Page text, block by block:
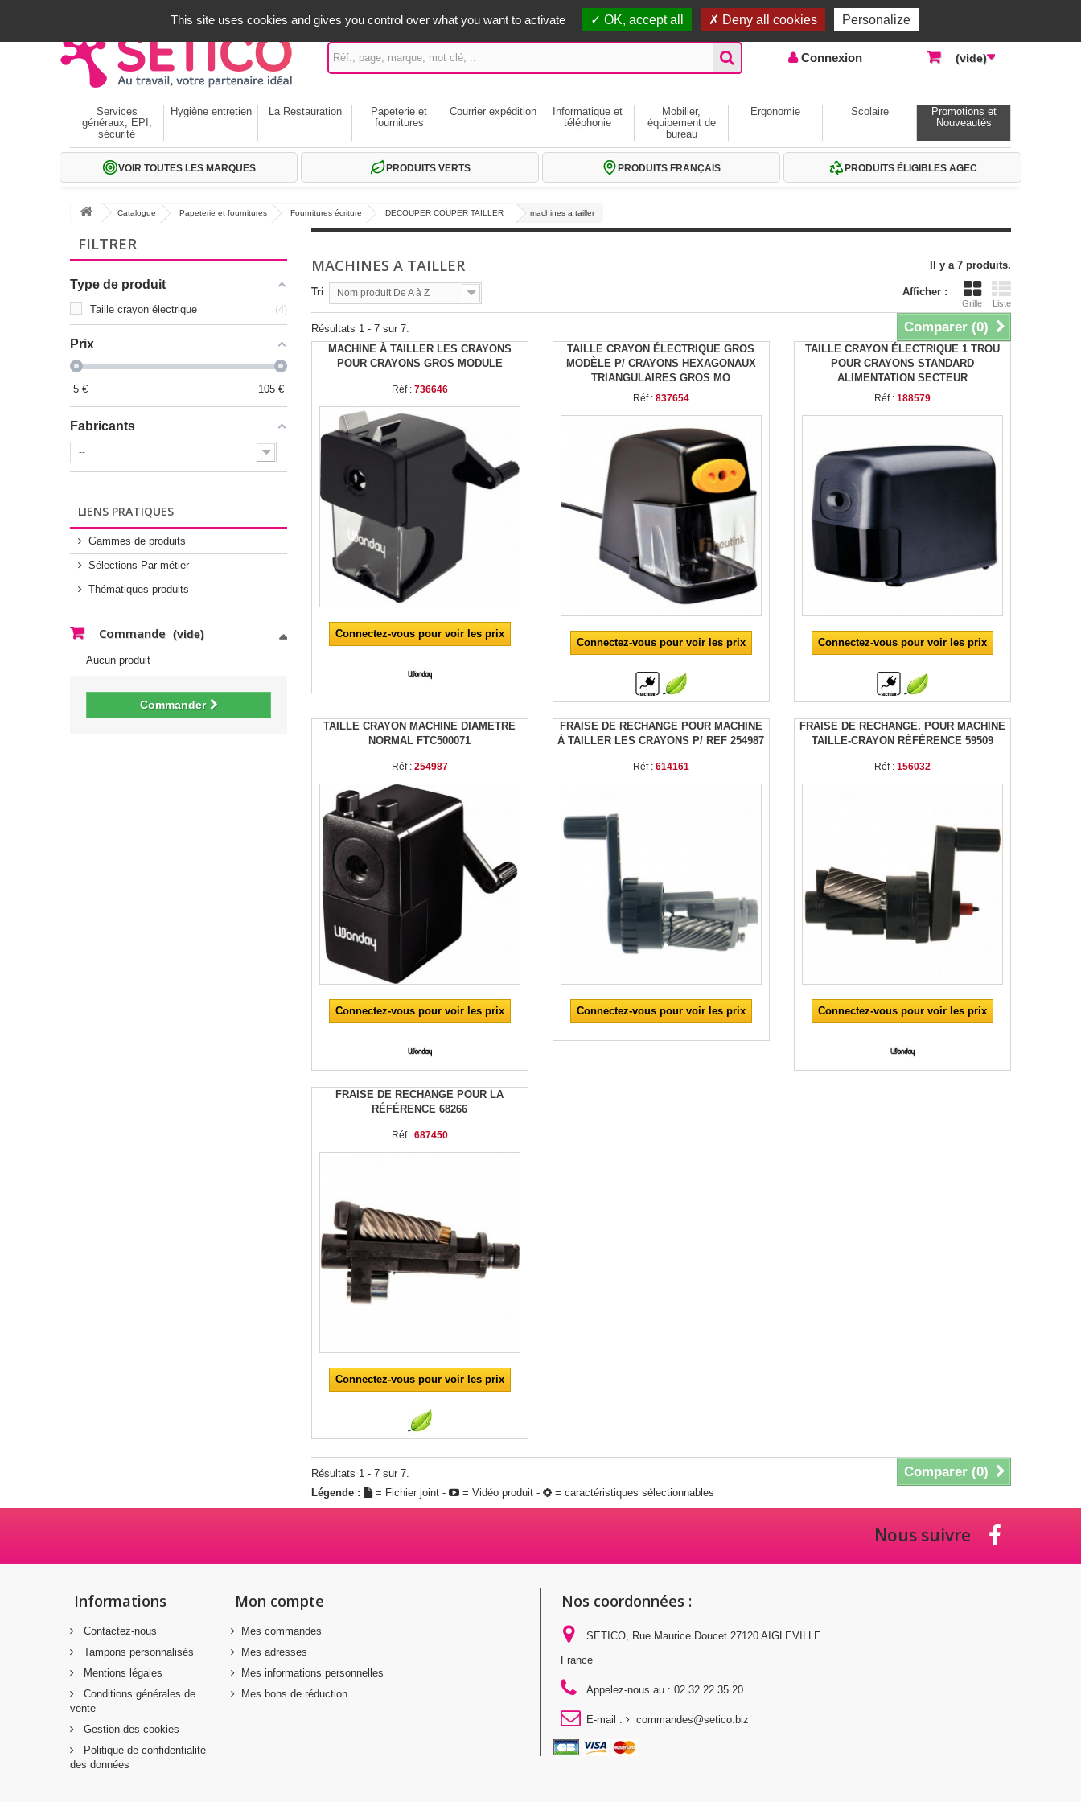
Accueil | Contactez-nous
Connexion (vide)
Services
généraux, EPI,
sécurité
Hygiène entretien La Restauration
Papeterie et
fournitures
Courrier expédition
Informatique et
téléphonie
Mobilier,
équipement de
bureau
Ergonomie Scolaire
Promotions et
Nouveautés
VOIR TOUTES LES MARQUES PRODUITS VERTS PRODUITS FRANÇAIS PRODUITS ÉLIGIBLES AGEC
Catalogue Papeterie et fournitures Fournitures écriture DECOUPER COUPER TAILLER machines a tailler
FILTRER
Type de produit
Taille crayon électrique 4
Prix
5 € 105 €
Fabricants
--
LIENS PRATIQUES
Gammes de produits
Sélections Par métier
Thématiques produits
Commande (vide)
Aucun produit
Commander
MACHINES A TAILLER Il y a 7 produits.
Afficher :
Grille Liste
Tri Nom produit De A à Z
Comparer (0)
Résultats 1 - 7 sur 7.
MACHINE À TAILLER LES CRAYONS
POUR CRAYONS GROS MODULE
Réf : 736646
Connectez-vous pour voir les prix
TAILLE CRAYON ÉLECTRIQUE GROS
MODÈLE P/ CRAYONS HEXAGONAUX
TRIANGULAIRES GROS MO
Réf : 837654
Connectez-vous pour voir les prix
TAILLE CRAYON ÉLECTRIQUE 1 TROU
POUR CRAYONS STANDARD
ALIMENTATION SECTEUR
Réf : 188579
Connectez-vous pour voir les prix
TAILLE CRAYON MACHINE DIAMETRE
NORMAL FTC500071
Réf : 254987
Connectez-vous pour voir les prix
FRAISE DE RECHANGE POUR MACHINE
À TAILLER LES CRAYONS P/ REF 254987
Réf : 614161
Connectez-vous pour voir les prix
FRAISE DE RECHANGE. POUR MACHINE
TAILLE-CRAYON RÉFÉRENCE 59509
Réf : 156032
Connectez-vous pour voir les prix
FRAISE DE RECHANGE POUR LA
RÉFÉRENCE 68266
Réf : 687450
Connectez-vous pour voir les prix
Comparer (0)
Résultats 1 - 7 sur 7.
Légende :
= Fichier joint - = Vidéo produit - = caractéristiques sélectionnables
Nous suivre
Informations
Contactez-nous
Tampons personnalisés
Mentions légales
Conditions générales de
vente
Gestion des cookies
Politique de confidentialité
des données
Mon compte
Mes commandes
Mes adresses
Mes informations personnelles
Mes bons de réduction
Nos coordonnées :
SETICO, Rue Maurice Doucet 27120 AIGLEVILLE
France
Appelez-nous au : 02.32.22.35.20
E-mail : commandes@setico.biz
This site uses cookies and gives you control over what you want to activate OK, accept all Deny all cookies Personalize